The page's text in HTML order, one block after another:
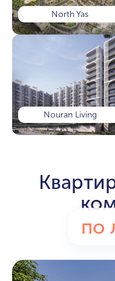
North Yas
Nouran Living
по